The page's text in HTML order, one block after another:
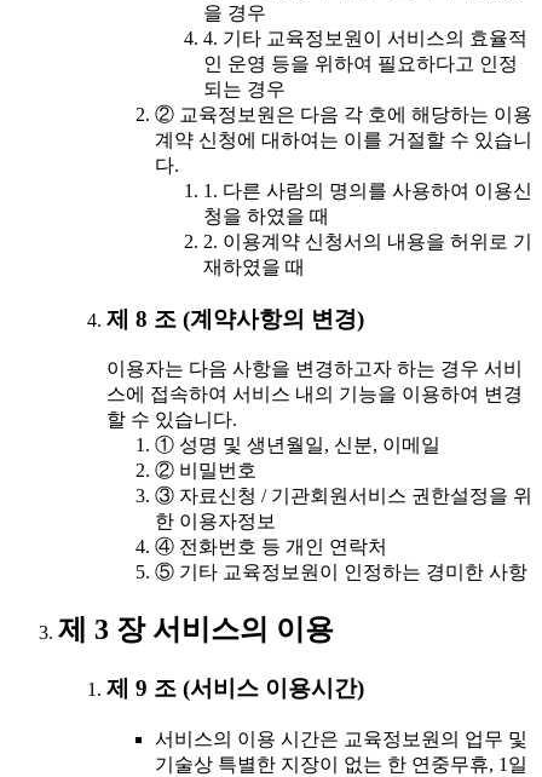
을 경우
4. 기타 교육정보원이 서비스의 효율적
인 운영 등을 위하여 필요하다고 인정
되는 경우
② 교육정보원은 다음 각 호에 해당하는 이용
계약 신청에 대하여는 이를 거절할 수 있습니
다.
1. 다른 사람의 명의를 사용하여 이용신
청을 하였을 때
2. 이용계약 신청서의 내용을 허위로 기
재하였을 때
제 8 조 (계약사항의 변경)
이용자는 다음 사항을 변경하고자 하는 경우 서비
스에 접속하여 서비스 내의 기능을 이용하여 변경
할 수 있습니다.
① 성명 및 생년월일, 신분, 이메일
② 비밀번호
③ 자료신청 / 기관회원서비스 권한설정을 위
한 이용자정보
④ 전화번호 등 개인 연락처
⑤ 기타 교육정보원이 인정하는 경미한 사항
제 3 장 서비스의 이용
제 9 조 (서비스 이용시간)
서비스의 이용 시간은 교육정보원의 업무 및
기술상 특별한 지장이 없는 한 연중무휴, 1일